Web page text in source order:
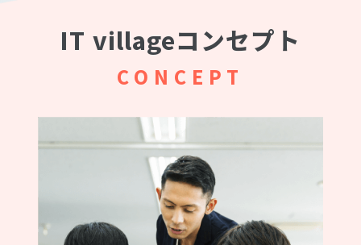
IT villageコンセプト
CONCEPT